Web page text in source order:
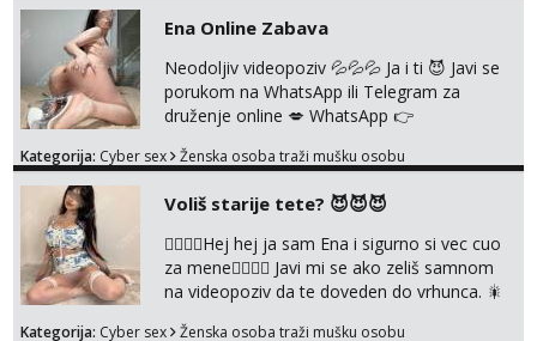
@enafriedrichkis 🤬NE RADIM SASTANKE I
DRUZENJA UZIVO🤬
Ena Online Zabava
Neodoljiv videopoziv 💦💦💦 Ja i ti 😈 Javi se
porukom na WhatsApp ili Telegram za
druženje online 💋 WhatsApp 👉
@enafriedrichkis NEE radimo sastnke uzivo
Kategorija: Cyber sex Ženska osoba traži mušku osobu
Voliš starije tete? 😈😈😈
❤️‍🔥❤️‍🔥Hej hej ja sam Ena i sigurno si vec cuo
za mene❤️‍🔥❤️‍🔥 Javi mi se ako zeliš samnom
na videopoziv da te doveden do vrhunca. 🎇
Kategorija: Cyber sex Ženska osoba traži mušku osobu